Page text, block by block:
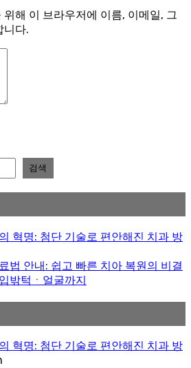
해 이 브라우저에 이름, 이메일, 그
니다.
검색
혁명: 첨단 기술로 편안해진 치과 방
법 안내: 쉽고 빠른 치아 복원의 비결
밖턱ㆍ얼굴까지
혁명: 첨단 기술로 편안해진 치과 방